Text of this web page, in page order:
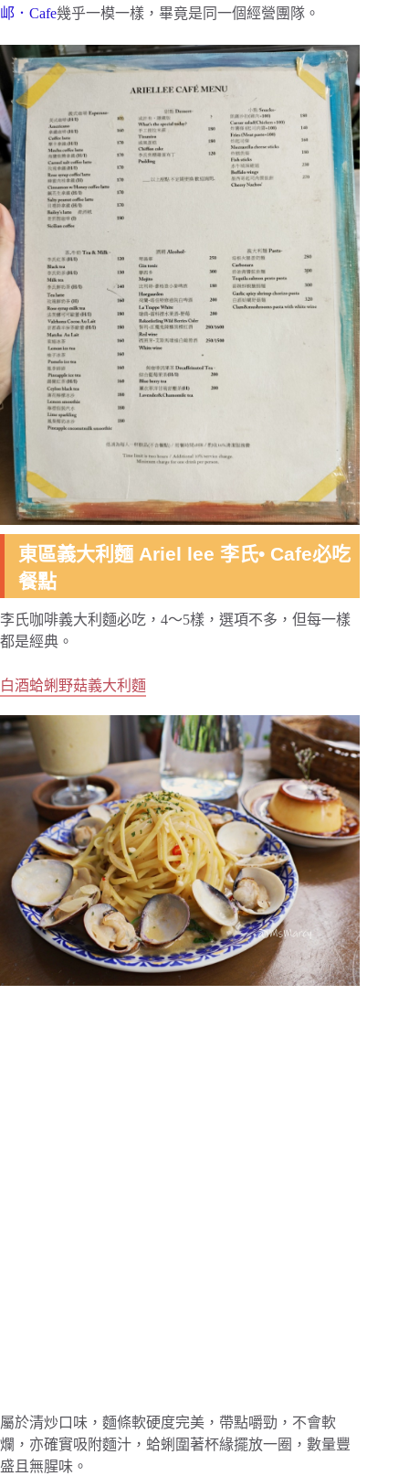
邖．Cafe幾乎一模一樣，畢竟是同一個經營團隊。
東區義大利麵 Ariel lee 李氏• Cafe必吃
餐點
李氏咖啡義大利麵必吃，4～5樣，選項不多，但每一樣
都是經典。
白酒蛤蜊野菇義大利麵
屬於清炒口味，麵條軟硬度完美，帶點嚼勁，不會軟
爛，亦確實吸附麵汁，蛤蜊圍著杯緣擺放一圈，數量豐
盛且無腥味。